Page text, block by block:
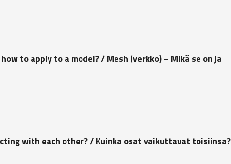
to apply to a model? / Mesh (verkko) – Mikä se on ja
with each other? / Kuinka osat vaikuttavat toisiinsa?